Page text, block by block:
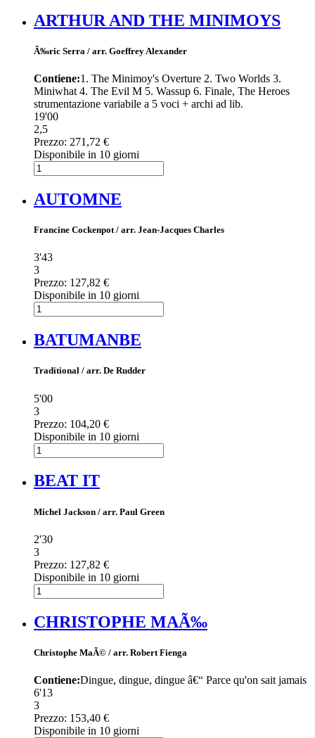
ARTHUR AND THE MINIMOYS
Ã‰ric Serra / arr. Goeffrey Alexander
Contiene:1. The Minimoy's Overture 2. Two Worlds 3.
Miniwhat 4. The Evil M 5. Wassup 6. Finale, The Heroes
strumentazione variabile a 5 voci + archi ad lib.
19'00
2,5
Prezzo: 271,72 €
Disponibile in 10 giorni
AUTOMNE
Francine Cockenpot / arr. Jean-Jacques Charles
3'43
3
Prezzo: 127,82 €
Disponibile in 10 giorni
BATUMANBE
Traditional / arr. De Rudder
5'00
3
Prezzo: 104,20 €
Disponibile in 10 giorni
BEAT IT
Michel Jackson / arr. Paul Green
2'30
3
Prezzo: 127,82 €
Disponibile in 10 giorni
CHRISTOPHE MAÃ‰
Christophe MaÃ© / arr. Robert Fienga
Contiene:Dingue, dingue, dingue â€“ Parce qu'on sait jamais
6'13
3
Prezzo: 153,40 €
Disponibile in 10 giorni